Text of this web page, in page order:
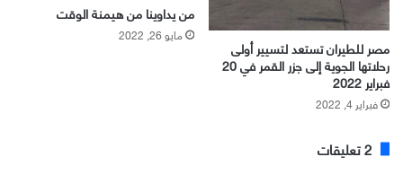
مصر للطيران تستعد لتسيير أولى
رحلاتها الجوية إلى جزر القمر في 20
فبراير 2022
فبراير 4, 2022
من يداوينا من هيمنة الوقت
مايو 26, 2022
‫2 تعليقات